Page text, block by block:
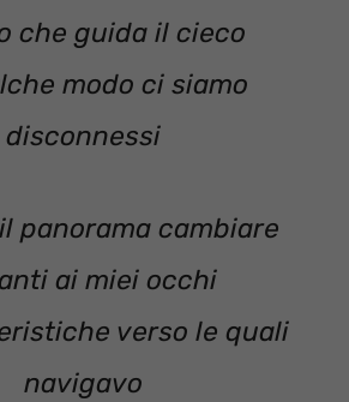
che guida il cieco
modo ci siamo
disconnessi
panorama cambiare
ai miei occhi
verso le quali
navigavo